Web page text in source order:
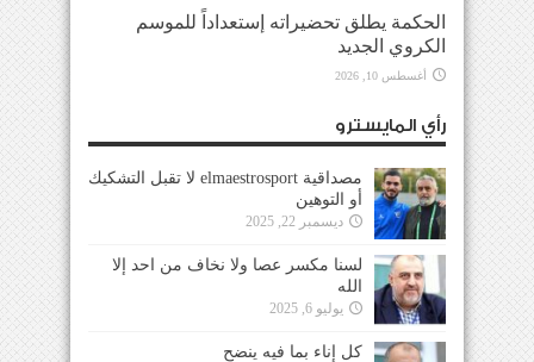
الحكمة يطلق تحضيراته إستعداداً للموسم
الكروي الجديد
أغسطس 10, 2026
رأي المايسترو
مصداقية elmaestrosport لا تقبل التشكيك
أو التوهين
ديسمبر 22, 2025
لسنا مكسر عصا ولا نخاف من احد إلا
الله
يوليو 6, 2025
كل إناء بما فيه ينضح